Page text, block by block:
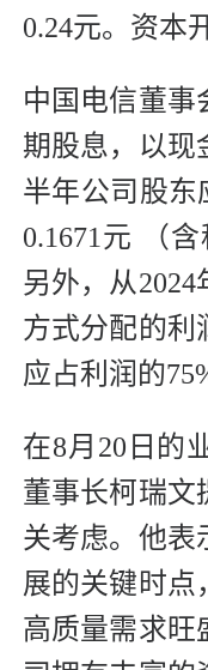
0.24元。资本
中国电信董事
期股息，以现
半年公司股东
0.1671元 （含
另外，从
方式分配的利
应占利润的
在8月20日的
董事长柯瑞文
关考虑。他表
展的关键时点
高质量需求旺